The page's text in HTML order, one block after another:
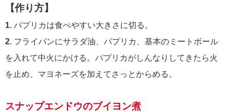
【作り方】
1. パプリカは食べやすい大きさに切る。
2. フライパンにサラダ油、パプリカ、基本のミートボール
を入れて中火にかける。パプリカがしんなりしてきたら火
を止め、マヨネーズを加えてさっとからめる。
スナップエンドウのブイヨン煮